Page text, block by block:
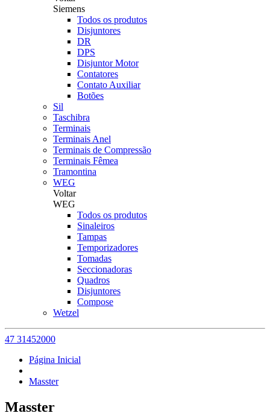
Siemens
Todos os produtos
Disjuntores
DR
DPS
Disjuntor Motor
Contatores
Contato Auxiliar
Botões
Sil
Taschibra
Terminais
Terminais Anel
Terminais de Compressão
Terminais Fêmea
Tramontina
WEG
Voltar
WEG
Todos os produtos
Sinaleiros
Tampas
Temporizadores
Tomadas
Seccionadoras
Quadros
Disjuntores
Compose
Wetzel
47 31452000
Página Inicial
Masster
Masster